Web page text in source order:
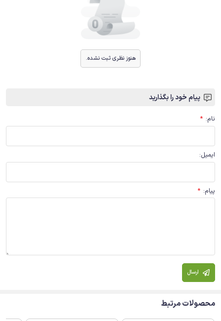
هنوز نظری ثبت نشده.
پیام خود را بگذارید
نام:
*
ایمیل:
پیام:
*
ارسال
محصولات مرتبط